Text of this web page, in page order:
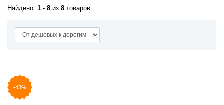
Найдено: 1 - 8 из 8 товаров
-43%